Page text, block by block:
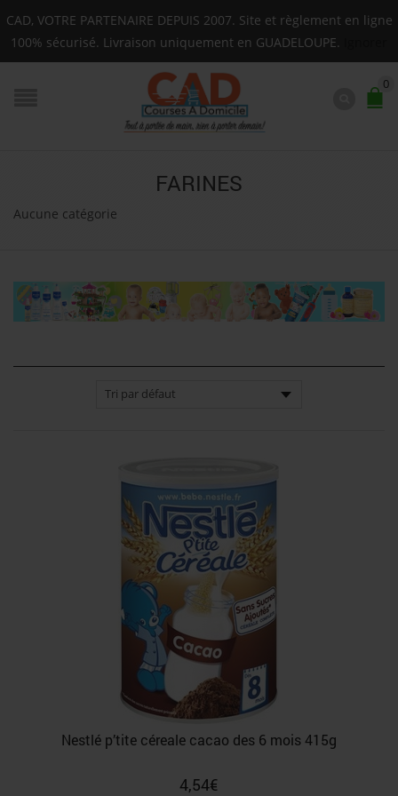
Livraison sur toute la Guadeloupe : Mardi, Jeudi,
0
FARINES
Aucune catégorie
Nestlé p’tite céreale cacao des 6 mois 415g
4,54€
CAD, VOTRE PARTENAIRE DEPUIS 2007. Site et règlement en ligne
100% sécurisé. Livraison uniquement en GUADELOUPE.